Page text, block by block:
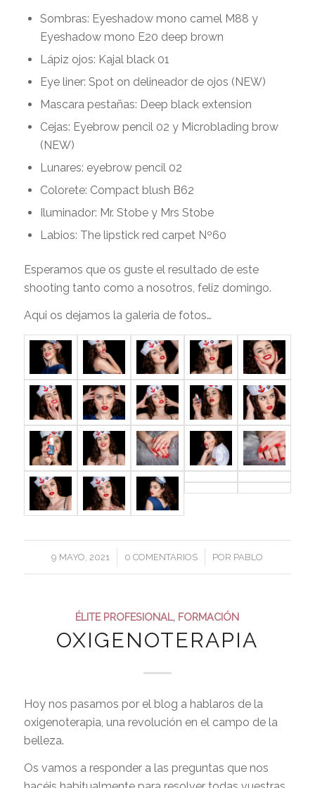
Sombras: Eyeshadow mono camel M88 y
Eyeshadow mono E20 deep brown
Lápiz ojos: Kajal black 01
Eye liner: Spot on delineador de ojos (NEW)
Mascara pestañas: Deep black extension
Cejas: Eyebrow pencil 02 y Microblading brow
(NEW)
Lunares: eyebrow pencil 02
Colorete: Compact blush B62
Iluminador: Mr. Stobe y Mrs Stobe
Labios: The lipstick red carpet Nº60
Esperamos que os guste el resultado de este
shooting tanto como a nosotros, feliz domingo.
Aqui os dejamos la galeria de fotos…
9 MAYO, 2021
/ 0 COMENTARIOS
/ POR PABLO
ÉLITE PROFESIONAL, FORMACIÓN
OXIGENOTERAPIA
Hoy nos pasamos por el blog a hablaros de la
oxigenoterapia, una revolución en el campo de la
belleza.
Os vamos a responder a las preguntas que nos